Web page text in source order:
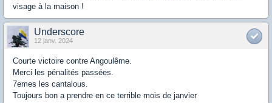
visage à la maison !
Underscore
12 janv. 2024
Courte victoire contre Angoulême.
Merci les pénalités passées.
7emes les cantalous.
Toujours bon a prendre en ce terrible mois de janvier